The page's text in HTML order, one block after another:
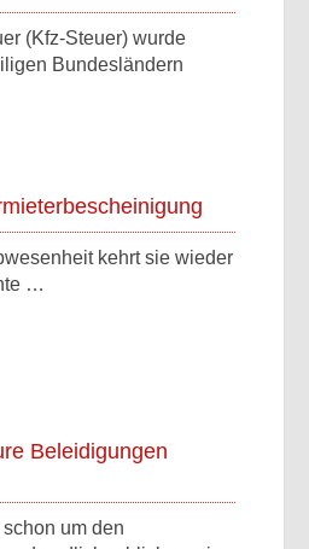
(Kfz-Steuer) wurde
Bundesländern
kehrt sie wieder
…
Beleidigungen
um den